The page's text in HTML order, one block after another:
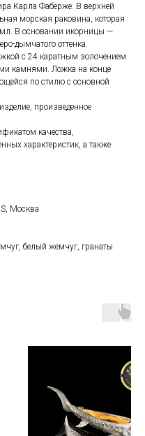
Карла Фаберже. В верхней
морская раковина, которая
В основании икорницы —
дымчатого оттенка.
с 24 каратным золочением
камнями. Ложка на конце
по стилю с основной
произведенное
качества,
характеристик, а также
Москва
белый жемчуг, гранаты